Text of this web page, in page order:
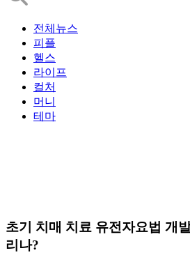
전체뉴스
피플
헬스
라이프
컬처
머니
테마
초기 치매 치료 유전자요법 개
리나?